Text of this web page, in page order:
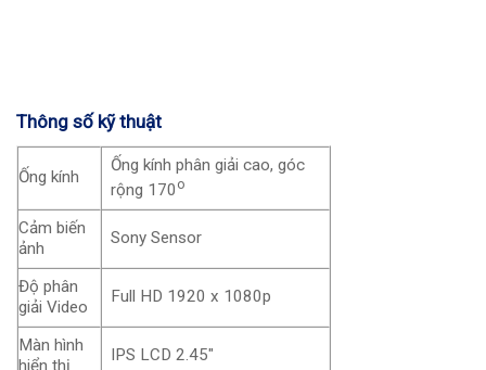
Thông số kỹ thuật
Ống kính
Ống kính phân giải cao, góc
rộng 170 o
Cảm biến
ảnh
Sony Sensor
Độ phân
giải Video
Full HD 1920 x 1080p
Màn hình
hiển thị
IPS LCD 2.45″